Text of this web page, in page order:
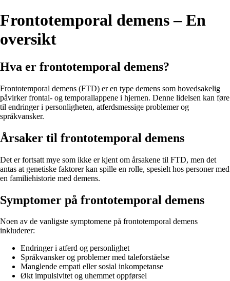
Frontotemporal demens – En
oversikt
Hva er frontotemporal demens?
Frontotemporal demens (FTD) er en type demens som hovedsakelig
påvirker frontal- og temporallappene i hjernen. Denne lidelsen kan føre
til endringer i personligheten, atferdsmessige problemer og
språkvansker.
Årsaker til frontotemporal demens
Det er fortsatt mye som ikke er kjent om årsakene til FTD, men det
antas at genetiske faktorer kan spille en rolle, spesielt hos personer med
en familiehistorie med demens.
Symptomer på frontotemporal demens
Noen av de vanligste symptomene på frontotemporal demens
inkluderer:
Endringer i atferd og personlighet
Språkvansker og problemer med taleforståelse
Manglende empati eller sosial inkompetanse
Økt impulsivitet og uhemmet oppførsel